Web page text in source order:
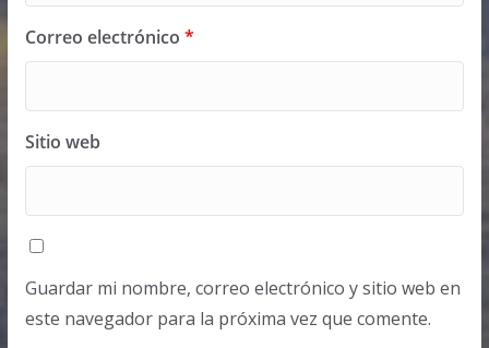
Correo electrónico *
Sitio web
Guardar mi nombre, correo electrónico y sitio web en
este navegador para la próxima vez que comente.